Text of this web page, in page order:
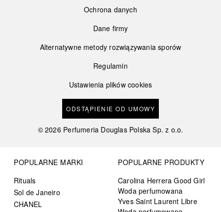
Ochrona danych
Dane firmy
Alternatywne metody rozwiązywania sporów
Regulamin
Ustawienia plików cookies
ODSTĄPIENIE OD UMOWY
©2026 Perfumeria Douglas Polska Sp. z o.o.
POPULARNE MARKI
Rituals
Sol de Janeiro
CHANEL
POPULARNE PRODUKTY
Carolina Herrera Good Girl
Woda perfumowana
Yves Saint Laurent Libre